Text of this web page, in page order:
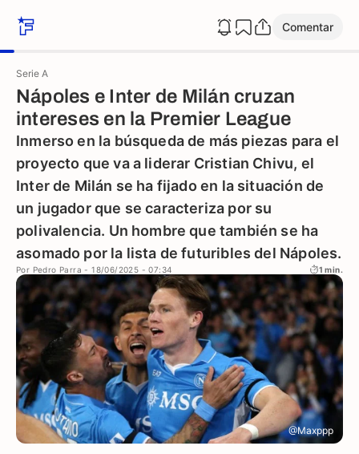
Comentar
Serie A
Nápoles e Inter de Milán cruzan
intereses en la Premier League
Inmerso en la búsqueda de más piezas para el
proyecto que va a liderar Cristian Chivu, el
Inter de Milán se ha fijado en la situación de
un jugador que se caracteriza por su
polivalencia. Un hombre que también se ha
asomado por la lista de futuribles del Nápoles.
Por Pedro Parra - 18/06/2025 - 07:34 1 min.
@Maxppp